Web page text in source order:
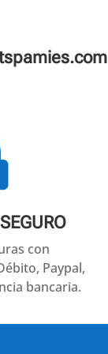
con
Paypal,
bancaria.